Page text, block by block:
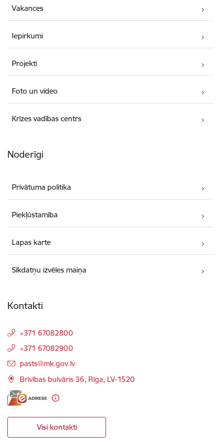
Vakances
Iepirkumi
Projekti
Foto un video
Krīzes vadības centrs
Noderīgi
Privātuma politika
Piekļūstamība
Lapas karte
Sīkdatņu izvēles maiņa
Kontakti
+371 67082800
+371 67082900
E-pasts:
pasts@mk.gov.lv
Brīvības bulvāris 36, Rīga, LV-1520
Visi kontakti